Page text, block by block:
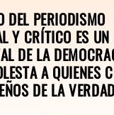
DEL PERIODISMO
Y CRÍTICO ES
DE LA
A QUIENES
DE LA